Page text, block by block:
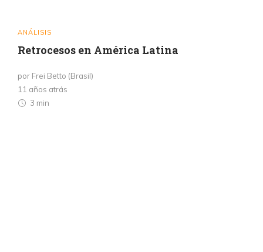
ANÁLISIS
Retrocesos en América Latina
por Frei Betto (Brasil)
11 años atrás
3 min